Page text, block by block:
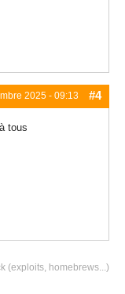
2025 - 09:13 #4
tous
(exploits, homebrews...)